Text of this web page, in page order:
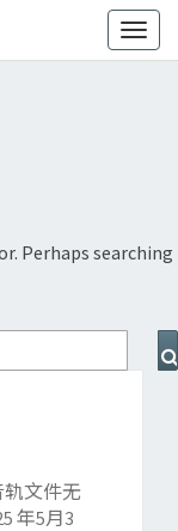
Perhaps searching
轨文件无
年5月3